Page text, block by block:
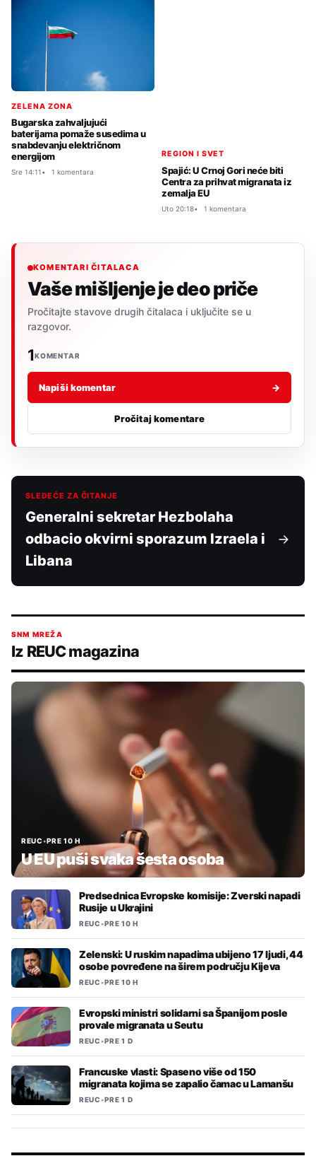
ZELENA ZONA
Bugarska zahvaljujući
baterijama pomaže susedima u
snabdevanju električnom
energijom
Sre 14:11 1 komentara
REGION I SVET
Spajić: U Crnoj Gori neće biti
Centra za prihvat migranata iz
zemalja EU
Uto 20:18 1 komentara
KOMENTARI ČITALACA
Vaše mišljenje je deo priče
Pročitajte stavove drugih čitalaca i uključite se u
razgovor.
1KOMENTAR
Napiši komentar →
Pročitaj komentare
SLEDEĆE ZA ČITANJE
Generalni sekretar Hezbolaha
odbacio okvirni sporazum Izraela i
Libana
SNM MREŽA
Iz REUC magazina
REUC•PRE 10 H
U EU puši svaka šesta osoba
Predsednica Evropske komisije: Zverski napadi
Rusije u Ukrajini
REUC•PRE 10 H
Zelenski: U ruskim napadima ubijeno 17 ljudi, 44
osobe povređene na širem području Kijeva
REUC•PRE 10 H
Evropski ministri solidarni sa Španijom posle
provale migranata u Seutu
REUC•PRE 1 D
Francuske vlasti: Spaseno više od 150
migranata kojima se zapalio čamac u Lamanšu
REUC•PRE 1 D